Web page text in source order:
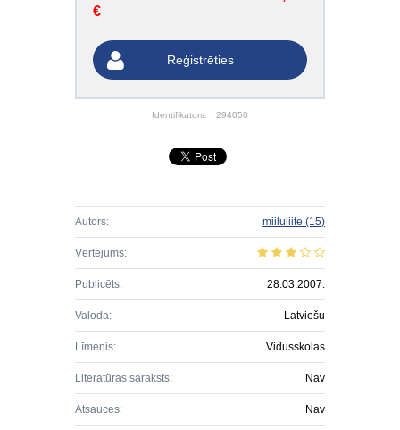
€
Reģistrēties
Identifikators: 294050
Autors: miiluliite (15)
Vērtējums:
Publicēts: 28.03.2007.
Valoda: Latviešu
Līmenis: Vidusskolas
Literatūras saraksts: Nav
Atsauces: Nav